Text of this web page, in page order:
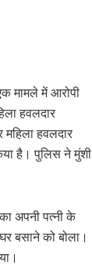
मामले में आरोपी
हवलदार
महिला हवलदार
है। पुलिस ने मुंशी
अपनी पत्नी के
बसाने को बोला।